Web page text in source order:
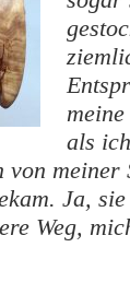
als
von meiner
Ja,
Weg,